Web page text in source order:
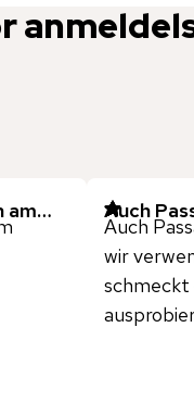
am… Auch
Auch
wir
schmeckt